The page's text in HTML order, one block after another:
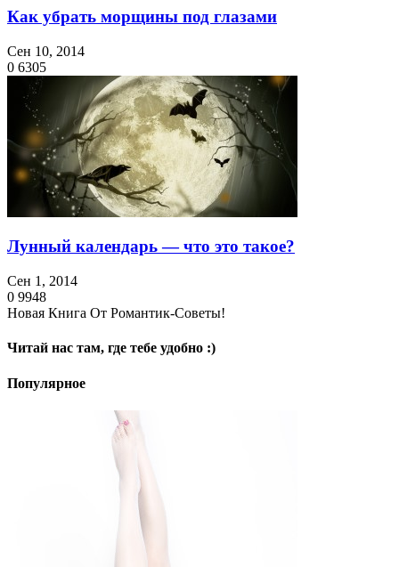
Как убрать морщины под глазами
Сен 10, 2014
0 6305
Лунный календарь — что это такое?
Сен 1, 2014
0 9948
Новая Книга От Романтик-Советы!
Читай нас там, где тебе удобно :)
Популярное